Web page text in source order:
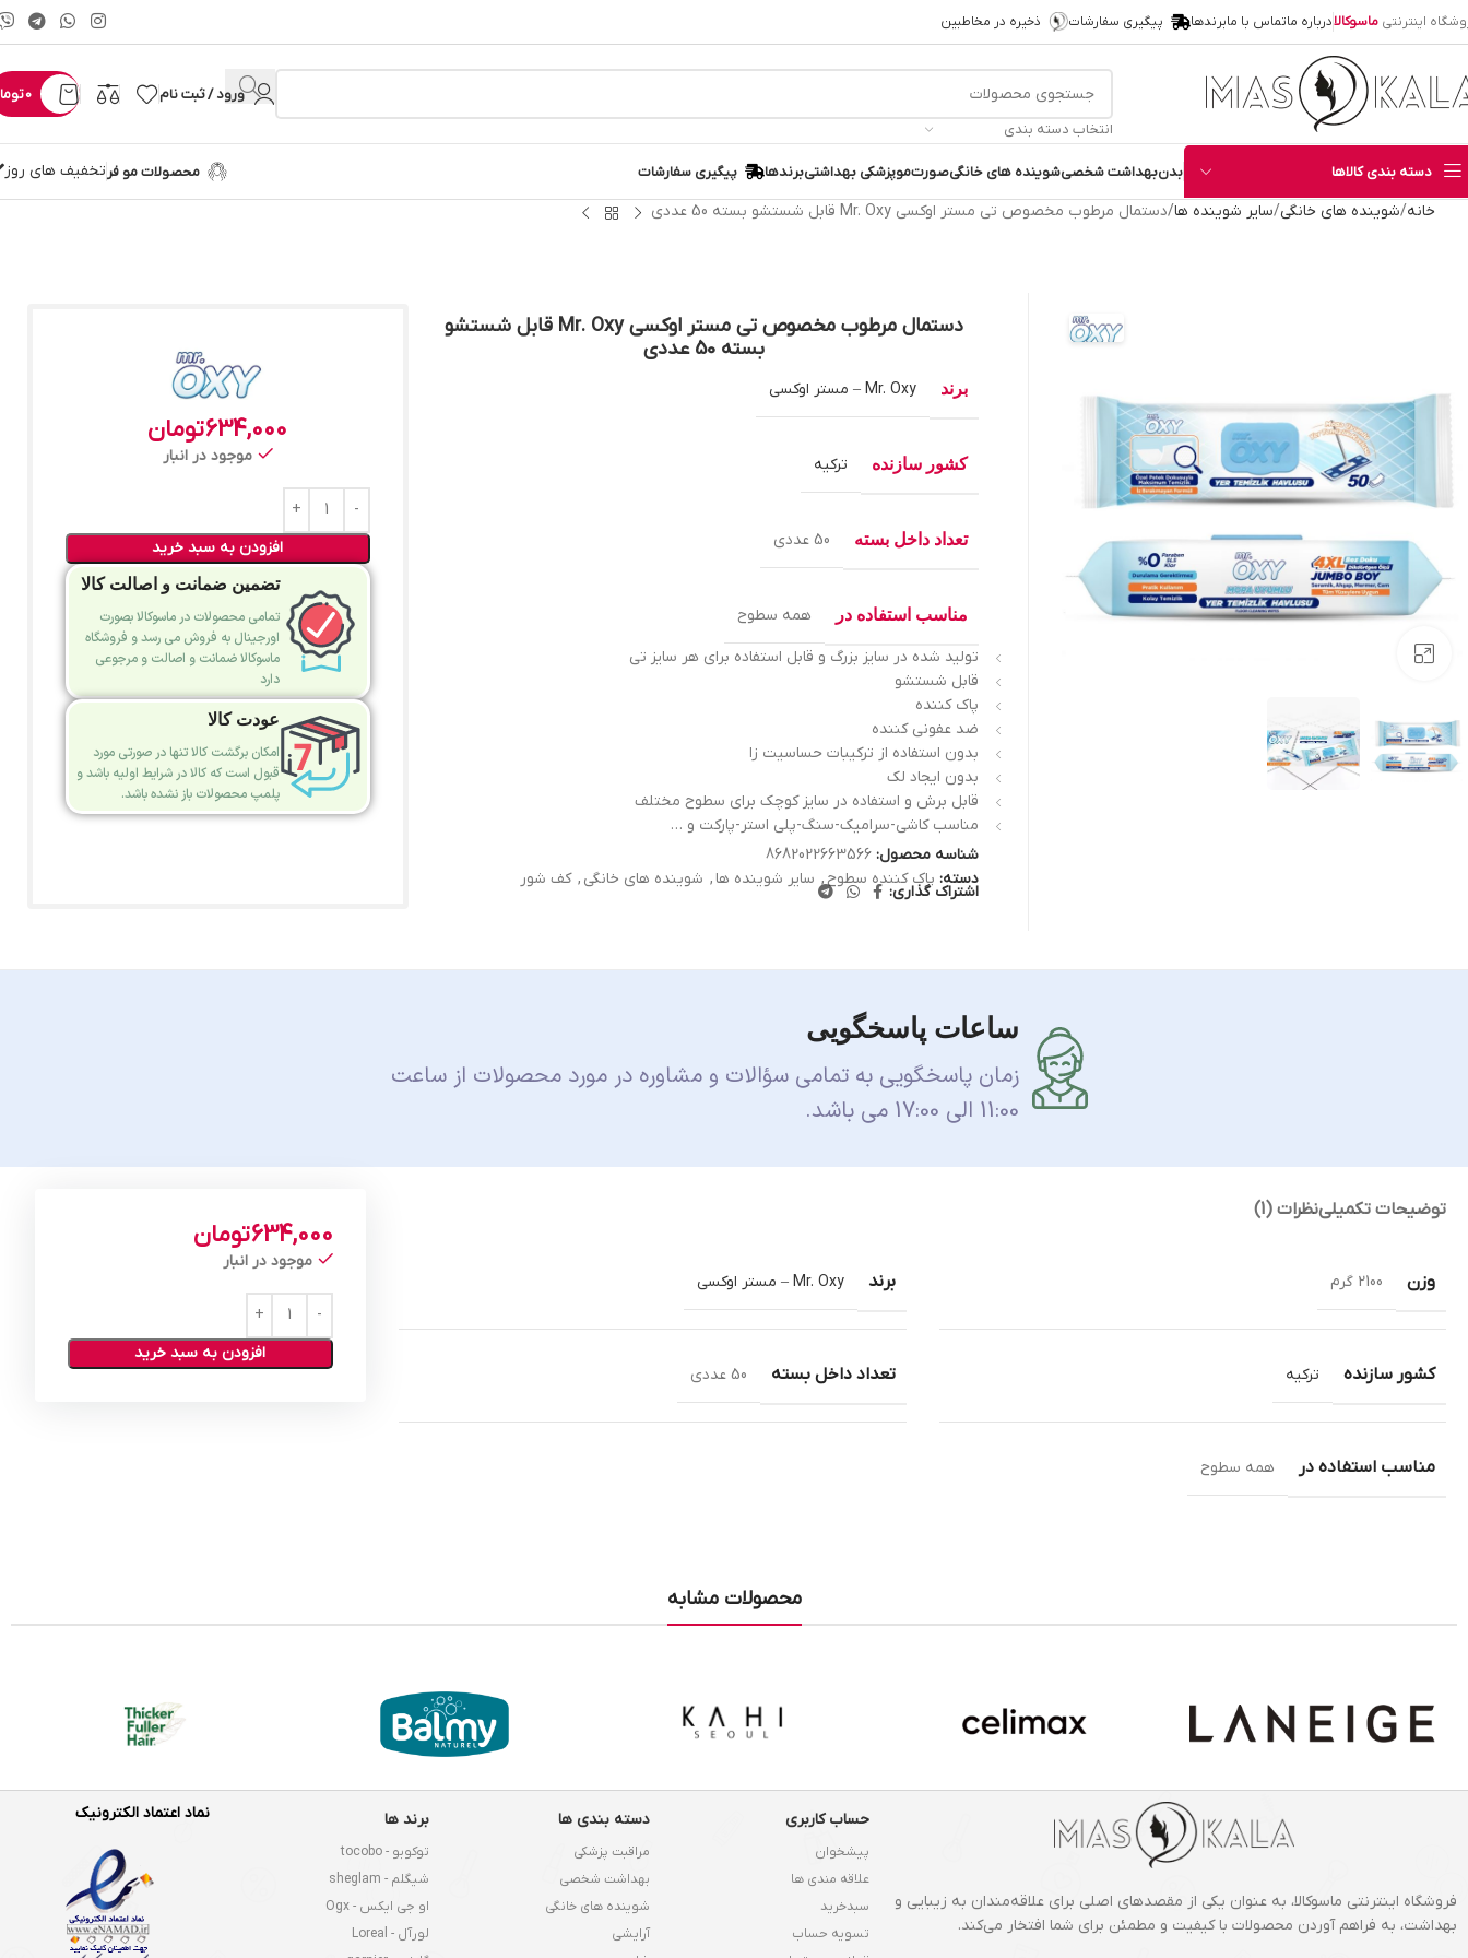
اینترنتی ماسوکالادرباره ماتماس با مابرندها پیگیری سفارشات ذخیره در مخاطبین
انتخاب دسته بندی
ورود / ثبت نام 0
دسته بندی کالاها بدنبهداشت شخصیشوینده های خانگیصورتموپزشکی بهداشتیبرندها پیگیری سفارشات محصولات مو فر تخفیف های روز
خانه شوینده های خانگی سایر شوینده‌ ها دستمال مرطوب مخصوص تی مستر اوکسی Mr. Oxy قابل شستشو بسته 50 عددی
دستمال مرطوب مخصوص تی مستر اوکسی Mr. Oxy قابل شستشو
بسته 50 عددی
برند Mr. Oxy – مستر اوکسی
کشور سازنده ترکیه
تعداد داخل بسته 50 عددی
مناسب استفاده در
همه سطوح
تولید شده در سایز بزرگ و قابل استفاده برای هر سایز تی
قابل شستشو
پاک کننده
ضد عفونی کننده
بدون استفاده از ترکیبات حساسیت زا
بدون ایجاد لک
قابل برش و استفاده در سایز کوچک برای سطوح مختلف
مناسب کاشی-سرامیک-سنگ-پلی استر-پارکت و …
شناسه محصول:8682022663566
دسته: پاک کننده سطوح, سایر شوینده‌ ها , شوینده های خانگی , کف شور
اشتراک گذاری:
634,000تومان
موجود در انبار
افزودن به سبد خرید
تضمین ضمانت و اصالت کالا
تمامی محصولات در ماسوکالا بصورت
اورجینال به فروش می رسد و فروشگاه
ماسوکالا ضمانت و اصالت و مرجوعی
دارد
عودت کالا
امکان برگشت کالا تنها در صورتی مورد
قبول است که کالا در شرایط اولیه باشد و
پلمپ محصولات باز نشده باشد.
ساعات پاسخگویی
زمان پاسخگویی به تمامی سؤالات و مشاوره در مورد محصولات از ساعت
11:00 الی 17:00 می باشد.
توضیحات تکمیلینظرات (1)
وزن 2100 گرم برند Mr. Oxy – مستر اوکسی
کشور سازنده ترکیه تعداد داخل بسته 50 عددی
مناسب استفاده در همه سطوح
634,000تومان
موجود در انبار
افزودن به سبد خرید
محصولات مشابه
فروشگاه اینترنتی ماسوکالا، به عنوان یکی از مقصدهای اصلی برای علاقه‌مندان به زیبایی و
بهداشت، به فراهم آوردن محصولات با کیفیت و مطمئن برای شما افتخار می‌کند.
حساب کاربری
پیشخوان
علاقه مندی ها
سبدخرید
تسویه حساب
دسته بندی ها
مراقبت پزشکی
بهداشت شخصی
شوینده های خانگی
آرایشی
برند ها
توکوبو - tocobo
شیگلم - sheglam
او جی ایکس - Ogx
لورآل - Loreal
نماد اعتماد الکترونیک